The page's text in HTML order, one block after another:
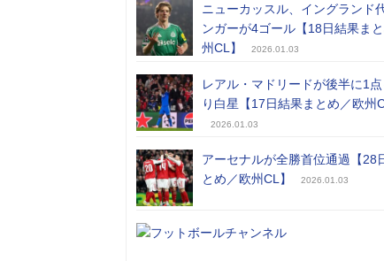
ニューカッスル、イングランド
ンガーが4ゴール【18日結果ま
州CL】
2026.01.03
レアル・マドリードが後半に1点
り白星【17日結果まとめ／欧州
2026.01.03
アーセナルが全勝首位通過【28
とめ／欧州CL】
2026.01.03